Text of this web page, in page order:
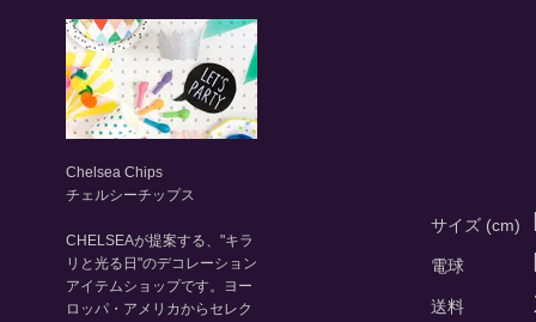
サイズ (cm)
電球
送料
Chelsea Chips
チェルシーチップス
CHELSEAが提案する、"キラ
リと光る日"のデコレーション
アイテムショップです。ヨー
ロッパ・アメリカからセレク